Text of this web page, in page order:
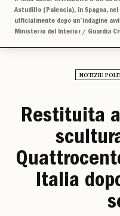
Astudillo (Palencia), in Spagna,
ufficialmente dopo un’indagine
Ministerio del Interior / Guardia
NOTIZIE
Restituita
Italia